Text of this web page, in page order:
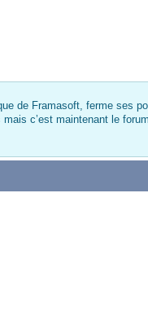
de Framasoft, ferme ses
c’est maintenant le forum